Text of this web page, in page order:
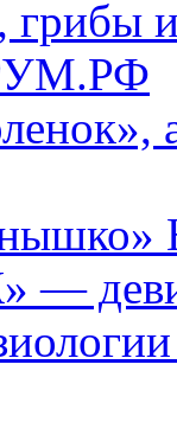
грибы